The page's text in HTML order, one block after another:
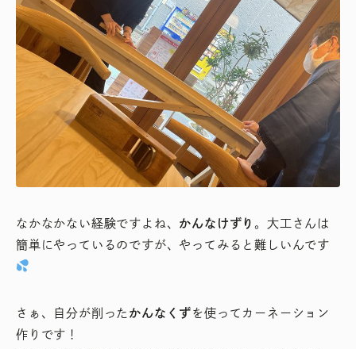
なかなかない経験ですよね、 かんなけずり 。大工さんは
簡単にやっているのですが、やってみると難しいんです
さぁ、自分が削った かんなくず を使ってカーネーション
作りです！